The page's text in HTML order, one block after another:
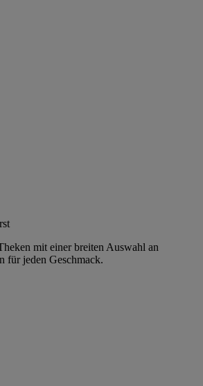
mit einer breiten Auswahl an
für jeden Geschmack.